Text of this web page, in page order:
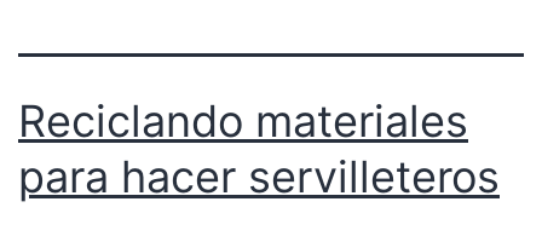
Reciclando materiales
para hacer servilleteros